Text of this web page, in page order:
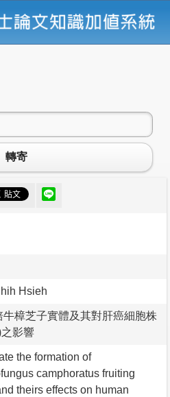
轉寄
Hsieh
牛樟芝子實體及其對肝癌細胞株
影響
the formation of
camphoratus fruiting
theirs effects on human